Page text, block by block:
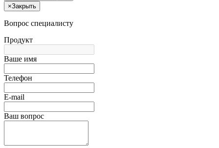
×Закрыть
Вопрос специалисту
Продукт
Ваше имя
Телефон
E-mail
Ваш вопрос